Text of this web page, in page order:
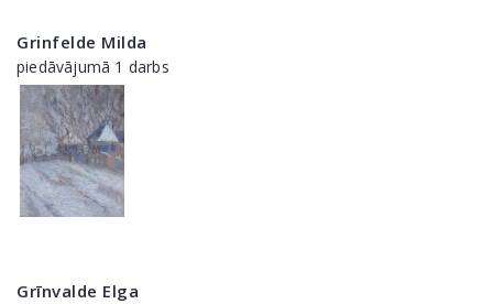
Grinfelde Milda
piedāvājumā 1 darbs
Grīnvalde Elga